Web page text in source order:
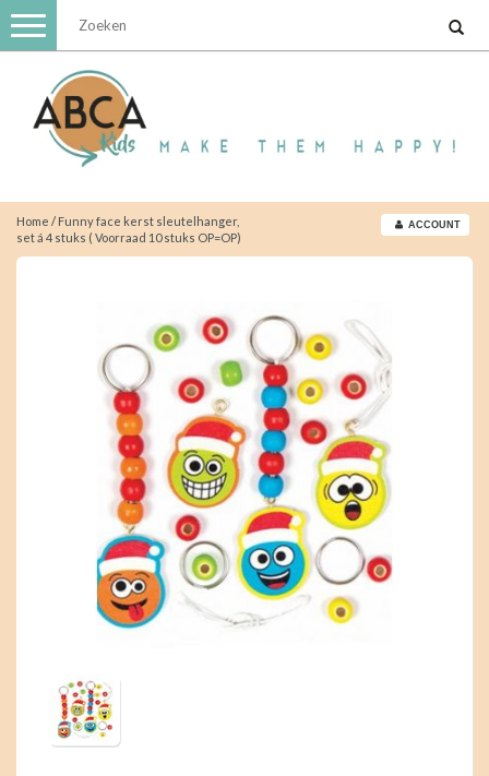
Toggle
navigation
Home / Funny face kerst sleutelhanger,
set á 4 stuks ( Voorraad 10 stuks OP=OP)
ACCOUNT